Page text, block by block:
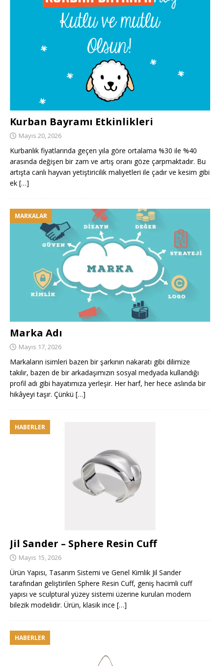
Kurban Bayramı Etkinlikleri
Mayıs 20, 2026
Kurbanlık fiyatlarında geçen yıla göre ortalama %30 ile %40
arasında değişen bir zam ve artış oranı göze çarpmaktadır. Bu
artışta canlı hayvan yetiştiricilik maliyetleri ile çadır ve kesim gibi
ek […]
MARKALAR
Marka Adı
Mayıs 17, 2026
Markaların isimleri bazen bir şarkının nakaratı gibi dilimize
takılır, bazen de bir arkadaşımızın sosyal medyada kullandığı
profil adı gibi hayatımıza yerleşir. Her harf, her hece aslında bir
hikâyeyi taşır. Çünkü […]
HABERLER
Jil Sander – Sphere Resin Cuff
Mayıs 15, 2026
Ürün Yapısı, Tasarım Sistemi ve Genel Kimlik Jil Sander
tarafından geliştirilen Sphere Resin Cuff, geniş hacimli cuff
yapısı ve sculptural yüzey sistemi üzerine kurulan modern
bilezik modelidir. Ürün, klasik ince […]
HABERLER